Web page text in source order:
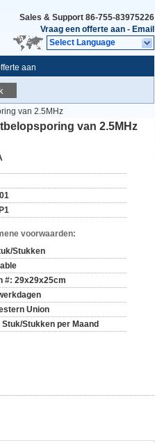
Sales & Support 86-755-83975226
Vraag een offerte aan - Email
Select Language
aan
van 2.5MHz
van 2.5MHz
voorwaarden:
Stukken
#: 29x29x25cm
Union
Stuk/Stukken per Maand